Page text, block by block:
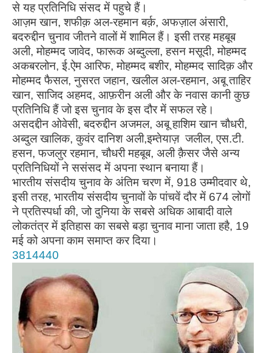
से यह प्रतिनिधि संसद में पहुचे हैं।
आज़म खान, शफीक़ अल-रहमान बर्क़, अफज़ाल अंसारी,
बदरुद्दीन चुनाव जीतने वालों में शामिल हैं। इसी तरह महबूब
अली, मोहम्मद जावेद, फारूक अब्दुल्ला, हसन मसूदी, मोहम्मद
अकबरलोन, ई.ऐम आरिफ, मोहम्मद बशीर, मोहम्मद सादिक़ और
मोहम्मद फैसल, नुसरत जहान, खलील अल-रहमान, अबू ताहिर
खान, साजिद अहमद, आफ़रीन अली और के नवास कानी कुछ
प्रतिनिधि हैं जो इस चुनाव के इस दौर में सफल रहे।
असदद्दीन ओवेसी, बदरुद्दीन अजमल, अबू हाशिम खान चौधरी,
अब्दुल खालिक, कुवंर दानिश अली,इम्तेयाज़ जलील, एस.टी.
हसन, फजलुर रहमान, चौधरी महबूब, अली क़ैसर जैसे अन्य
प्रतिनिधियों ने ससंसद में अपना स्थान बनाया हैं।
भारतीय संसदीय चुनाव के अंतिम चरण में, 918 उम्मीदवार थे,
इसी तरह, भारतीय संसदीय चुनावों के पांचवें दौर में 674 लोगों
ने प्रतिस्पर्धा की, जो दुनिया के सबसे अधिक आबादी वाले
लोकतंत्र में इतिहास का सबसे बड़ा चुनाव माना जाता हहै, 19
मई को अपना काम समाप्त कर दिया।
3814440